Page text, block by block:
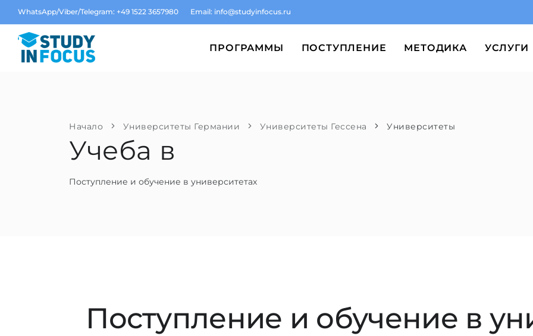
WhatsApp/Viber/Telegram: +49 1522 3657980 Email: info@studyinfocus.ru
ПРОГРАММЫ ПОСТУПЛЕНИЕ МЕТОДИКА УСЛУГИ
Начало Университеты Германии Университеты Гессена Университеты
Учеба в
Поступление и обучение в университетах
Поступление и обучение в